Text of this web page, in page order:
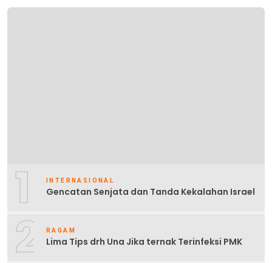
1 INTERNASIONAL
Gencatan Senjata dan Tanda Kekalahan Israel
2 RAGAM
Lima Tips drh Una Jika ternak Terinfeksi PMK